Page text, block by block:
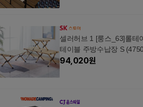
셀러허브 1 [룽스_63]롤테
테이블 주방수납장 S
94,020원